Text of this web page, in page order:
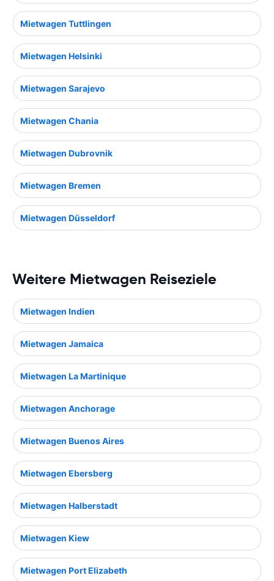
Mietwagen Tuttlingen
Mietwagen Helsinki
Mietwagen Sarajevo
Mietwagen Chania
Mietwagen Dubrovnik
Mietwagen Bremen
Mietwagen Düsseldorf
Weitere Mietwagen Reiseziele
Mietwagen Indien
Mietwagen Jamaica
Mietwagen La Martinique
Mietwagen Anchorage
Mietwagen Buenos Aires
Mietwagen Ebersberg
Mietwagen Halberstadt
Mietwagen Kiew
Mietwagen Port Elizabeth